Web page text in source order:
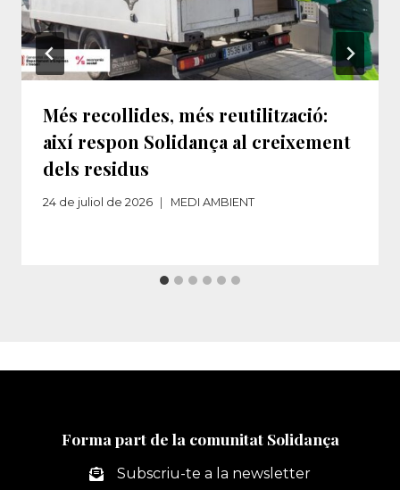
Més recollides, més reutilització:
així respon Solidança al creixement
dels residus​‌
24 de juliol de 2026 MEDI AMBIENT
Forma part de la comunitat Solidança
Subscriu-te a la newsletter